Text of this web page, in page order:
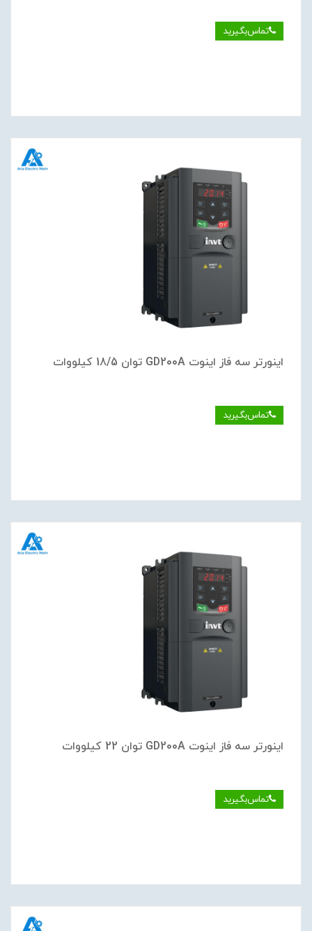
تماس‌بگیرید
اینورتر سه فاز اینوت GD200A توان 18/5 کیلووات
تماس‌بگیرید
اینورتر سه فاز اینوت GD200A توان 22 کیلووات
تماس‌بگیرید